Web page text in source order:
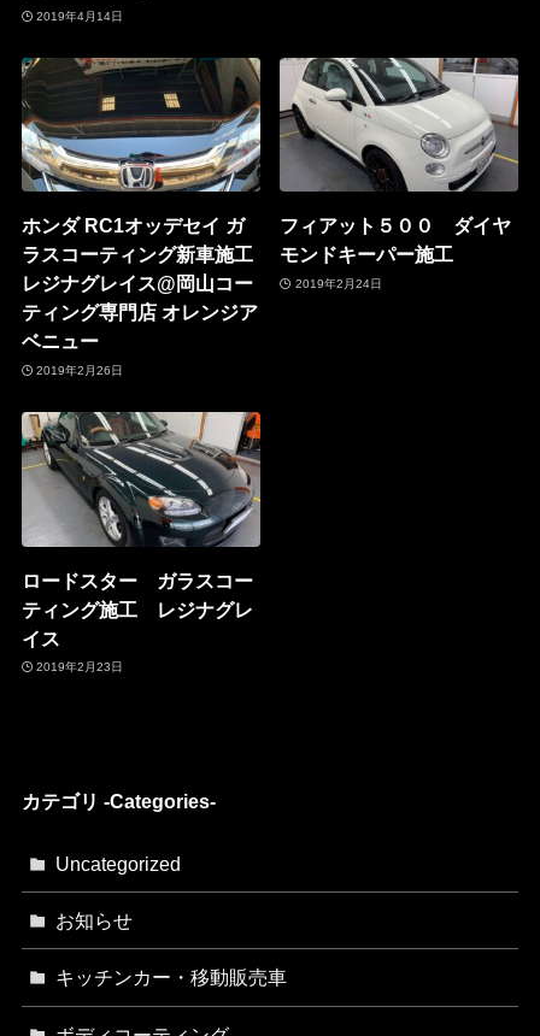
2019年4月14日
ホンダ RC1オッデセイ ガ
ラスコーティング新車施工
レジナグレイス@岡山コー
ティング専門店 オレンジア
ベニュー
2019年2月26日
フィアット５００ ダイヤ
モンドキーパー施工
2019年2月24日
ロードスター ガラスコー
ティング施工 レジナグレ
イス
2019年2月23日
カテゴリ -Categories-
Uncategorized
お知らせ
キッチンカー・移動販売車